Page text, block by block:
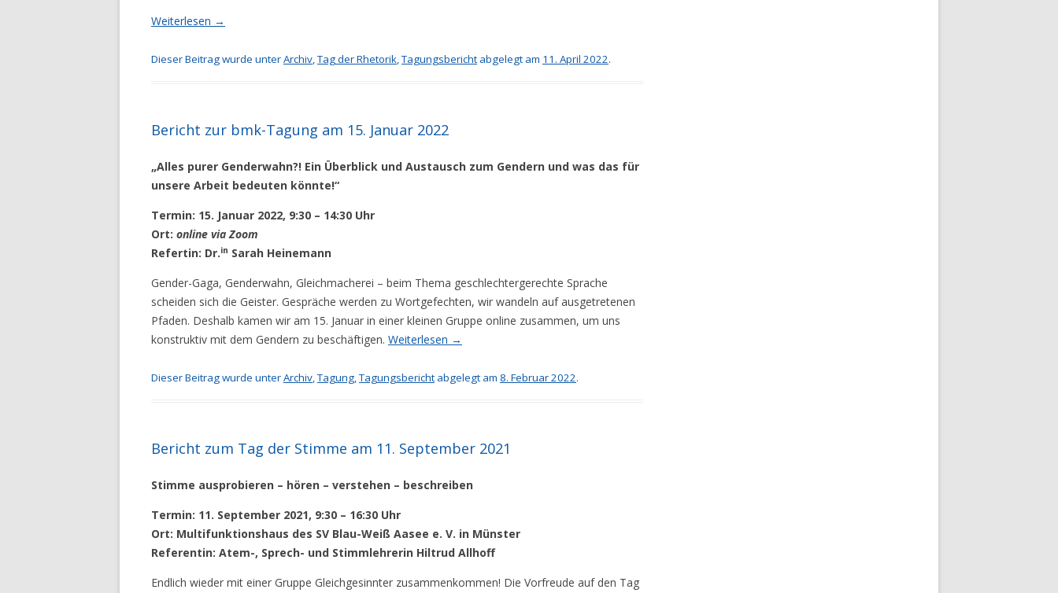
Weiterlesen →
Dieser Beitrag wurde unterArchiv,Tag der Rhetorik,Tagungsbericht abgelegt am 11. April 2022.
Bericht zur bmk-Tagung am 15. Januar 2022
„Alles purer Genderwahn?! Ein Überblick und Austausch zum Gendern und was das für
unsere Arbeit bedeuten könnte!“
Termin: 15. Januar 2022, 9:30 – 14:30 Uhr
Ort: online via Zoom
Refertin: Dr.in Sarah Heinemann
Gender-Gaga, Genderwahn, Gleichmacherei – beim Thema geschlechtergerechte Sprache
scheiden sich die Geister. Gespräche werden zu Wortgefechten, wir wandeln auf ausgetretenen
Pfaden. Deshalb kamen wir am 15. Januar in einer kleinen Gruppe online zusammen, um uns
konstruktiv mit dem Gendern zu beschäftigen. Weiterlesen →
Dieser Beitrag wurde unterArchiv,Tagung,Tagungsbericht abgelegt am 8. Februar 2022.
Bericht zum Tag der Stimme am 11. September 2021
Stimme ausprobieren – hören – verstehen – beschreiben
Termin: 11. September 2021, 9:30 – 16:30 Uhr
Ort: Multifunktionshaus des SV Blau-Weiß Aasee e. V. in Münster
Referentin: Atem-, Sprech- und Stimmlehrerin Hiltrud Allhoff
Endlich wieder mit einer Gruppe Gleichgesinnter zusammenkommen! Die Vorfreude auf den Tag